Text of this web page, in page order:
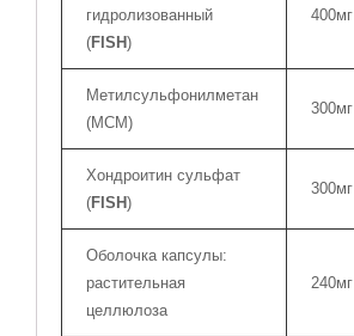
гидролизованный
(FISH)
400мг
Метилсульфонилметан
(МСМ)
300мг
Хондроитин сульфат
(FISH)
300мг
Оболочка капсулы:
растительная
целлюлоза
240мг